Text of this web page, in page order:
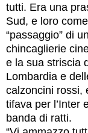
tutti. Era una
Sud, e loro
“passaggio” di
chincaglierie
e la sua striscia
Lombardia e
calzoncini rossi,
tifava per l’Inter
banda di ratti.